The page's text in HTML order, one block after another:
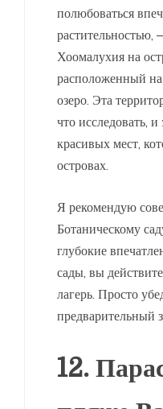
полюбоваться
растительностью,
Хоомалухия на
расположенный
озеро. Эта
что исследовать,
красивых мест,
островах.
Я рекомендую
Ботаническому
глубокие
сады, вы
лагерь. Просто
предварительный
12.